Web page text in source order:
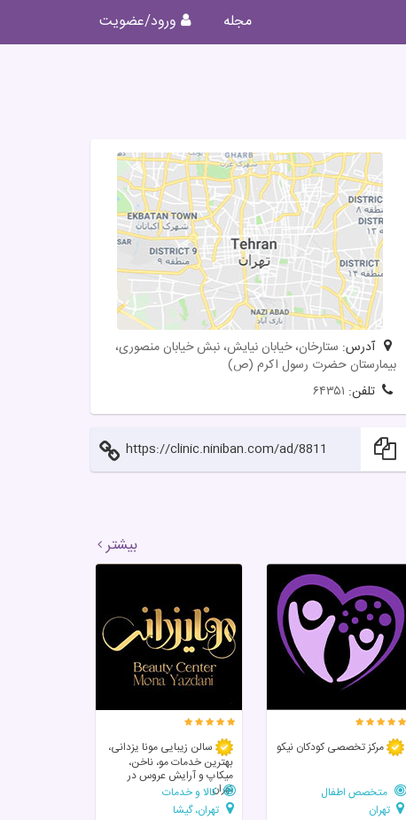
مجله ورود/عضویت
آدرس: ستارخان، خیابان نیایش، نبش خیابان منصوری،
بیمارستان حضرت رسول اکرم (ص)
تلفن: ۶۴۳۵۱
https://clinic.niniban.com/ad/8811
بیشتر
مرکز تخصصی‌ کودکان‌ نیکو
متخصص اطفال
تهران
سالن زیبایی مونا یزدانی،
بهترین خدمات مو، ناخن،
میکاپ و آرایش عروس در
تهرانکالا و خدمات
تهران، گیشا